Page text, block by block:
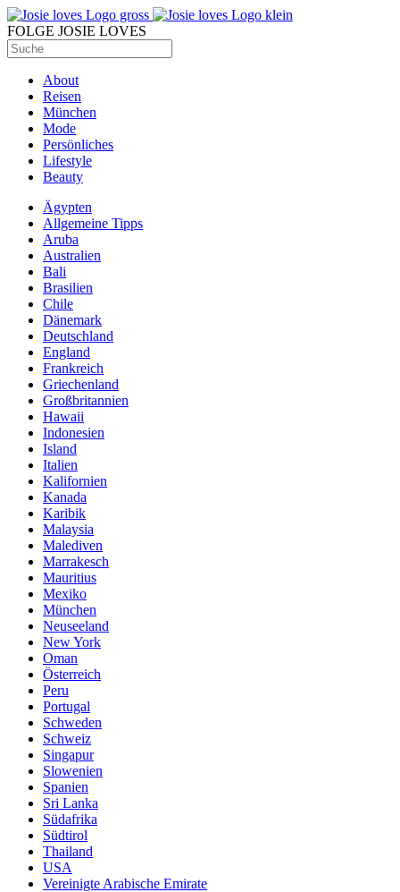
FOLGE JOSIE LOVES
About
Reisen
München
Mode
Persönliches
Lifestyle
Beauty
Ägypten
Allgemeine Tipps
Aruba
Australien
Bali
Brasilien
Chile
Dänemark
Deutschland
England
Frankreich
Griechenland
Großbritannien
Hawaii
Indonesien
Island
Italien
Kalifornien
Kanada
Karibik
Malaysia
Malediven
Marrakesch
Mauritius
Mexiko
München
Neuseeland
New York
Oman
Österreich
Peru
Portugal
Schweden
Schweiz
Singapur
Slowenien
Spanien
Sri Lanka
Südafrika
Südtirol
Thailand
USA
Vereinigte Arabische Emirate